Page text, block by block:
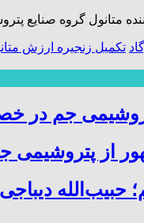
کننده متانول گروه
تکمیل زنجیره ارزش
جم در
از پتروشیمی
حبیب‌الله